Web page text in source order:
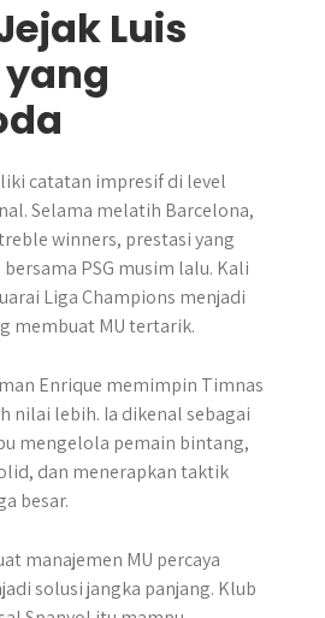
Luis
catatan impresif di level
Selama melatih Barcelona,
winners, prestasi yang
PSG musim lalu. Kali
Liga Champions menjadi
membuat MU tertarik.
Enrique memimpin Timnas
nilai lebih. Ia dikenal sebagai
mengelola pemain bintang,
dan menerapkan taktik
besar.
manajemen MU percaya
solusi jangka panjang. Klub